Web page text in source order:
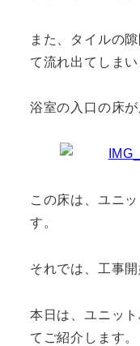
また、タイルの
て流れ出てしまい
浴室の入口の床
この床は、ユニ
す。
それでは、工事開
本日は、ユニッ
てご紹介します。